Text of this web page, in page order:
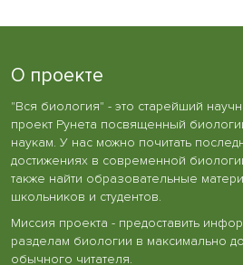
О проекте
"Вся биология" - это старейший
проект Рунета посвященный
наукам. У нас можно почитать
достижениях в современной
также найти образовательные
школьников и студентов.
Миссия проекта - предоставить
разделам биологии в максимально
обычного читателя.